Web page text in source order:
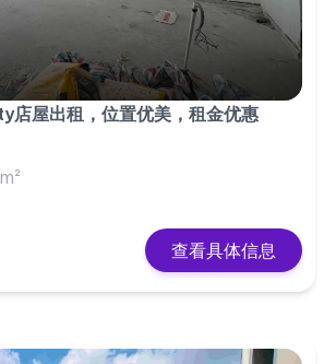
屋出租，位置优美，租金优惠
m²
查看具体信息